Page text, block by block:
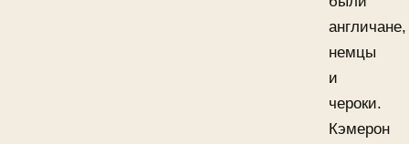
англичане,
немцы
и
чероки.
Кэмерон